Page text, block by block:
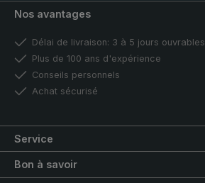
Nos avantages
Délai de livraison: 3 à 5 jours ouvrables
Plus de 100 ans d'expérience
Conseils personnels
Achat sécurisé
Service
Bon à savoir